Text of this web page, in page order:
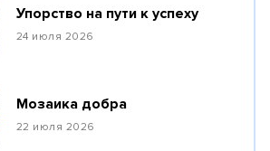
Упорство на пути к успеху
24 июля 2026
Мозаика добра
22 июля 2026